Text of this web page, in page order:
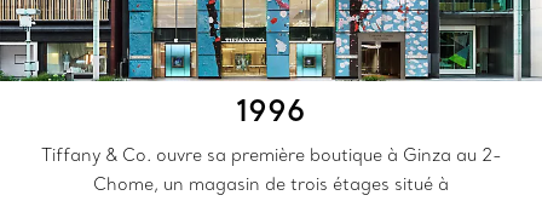
1996
Tiffany & Co. ouvre sa première boutique à Ginza au 2-
Chome, un magasin de trois étages situé à